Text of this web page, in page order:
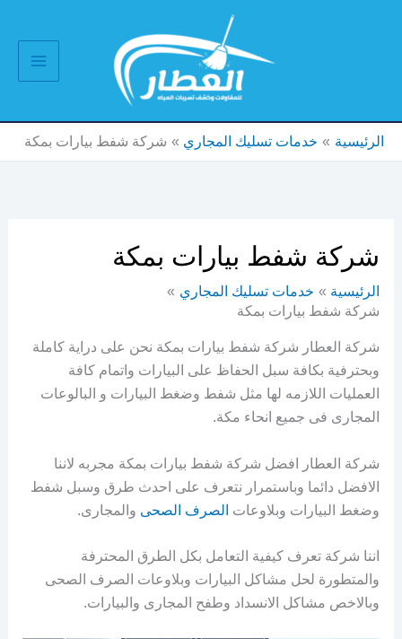
الرئيسية خدمات تسليك المجاري شركة شفط بيارات بمكة
شركة شفط بيارات بمكة
الرئيسية
خدمات تسليك المجاري
شركة شفط بيارات بمكة
شركة العطار شركة شفط بيارات بمكة نحن على دراية كاملة
وبحترفية بكافة سبل الحفاظ على البيارات واتمام كافة
العمليات اللازمه لها مثل شفط وضغط البيارات و البالوعات
المجارى فى جميع انحاء مكة.
شركة العطار افضل شركة شفط بيارات بمكة مجربه لاننا
الافضل دائما وباستمرار نتعرف على احدث طرق وسبل شفط
وضغط البيارات وبلاوعات الصرف الصحى والمجارى.
اننا شركة تعرف كيفية التعامل بكل الطرق المحترفة
والمتطورة لحل مشاكل البيارات وبلاوعات الصرف الصحى
وبالاخص مشاكل الانسداد وطفح المجارى والبيارات.